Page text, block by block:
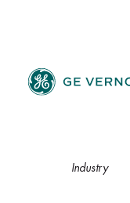
Industry